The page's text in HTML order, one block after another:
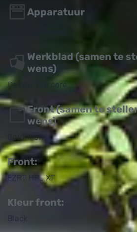
Apparatuur
Werkblad (samen te
wens)
Dekker Top core
Front (samen te
wens)
Goldfinch
Front:
EZRT HPL XT
Kleur front:
Black